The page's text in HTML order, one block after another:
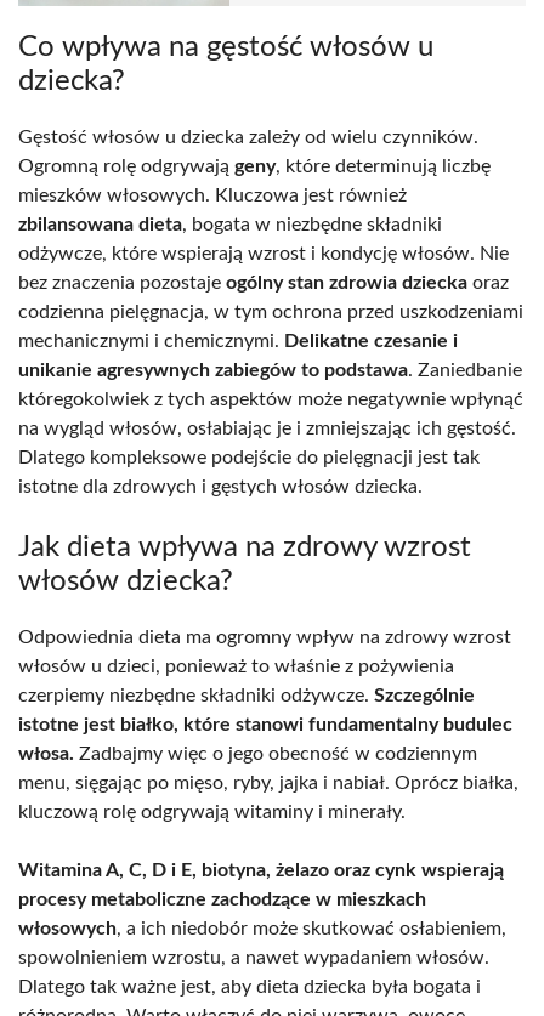
Co wpływa na gęstość włosów u
dziecka?
Gęstość włosów u dziecka zależy od wielu czynników.
Ogromną rolę odgrywają geny, które determinują liczbę
mieszków włosowych. Kluczowa jest również
zbilansowana dieta, bogata w niezbędne składniki
odżywcze, które wspierają wzrost i kondycję włosów. Nie
bez znaczenia pozostaje ogólny stan zdrowia dziecka oraz
codzienna pielęgnacja, w tym ochrona przed uszkodzeniami
mechanicznymi i chemicznymi. Delikatne czesanie i
unikanie agresywnych zabiegów to podstawa. Zaniedbanie
któregokolwiek z tych aspektów może negatywnie wpłynąć
na wygląd włosów, osłabiając je i zmniejszając ich gęstość.
Dlatego kompleksowe podejście do pielęgnacji jest tak
istotne dla zdrowych i gęstych włosów dziecka.
Jak dieta wpływa na zdrowy wzrost
włosów dziecka?
Odpowiednia dieta ma ogromny wpływ na zdrowy wzrost
włosów u dzieci, ponieważ to właśnie z pożywienia
czerpiemy niezbędne składniki odżywcze. Szczególnie
istotne jest białko, które stanowi fundamentalny budulec
włosa. Zadbajmy więc o jego obecność w codziennym
menu, sięgając po mięso, ryby, jajka i nabiał. Oprócz białka,
kluczową rolę odgrywają witaminy i minerały.
Witamina A, C, D i E, biotyna, żelazo oraz cynk wspierają
procesy metaboliczne zachodzące w mieszkach
włosowych, a ich niedobór może skutkować osłabieniem,
spowolnieniem wzrostu, a nawet wypadaniem włosów.
Dlatego tak ważne jest, aby dieta dziecka była bogata i